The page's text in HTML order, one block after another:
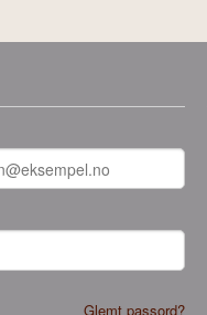
Glemt passord?